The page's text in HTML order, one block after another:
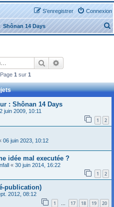
Connexion
S’enregistrer
Shônan 14 Days
e
r
Rechercher
1 sur 1
: Shônan 14 Days
juin 2009, 10:11
1 2
06 juin 2023, 10:12
idée mal executée ?
« 30 juin 2014, 16:22
1 2
publication)
2012, 08:12
1 … 17 18 19 20